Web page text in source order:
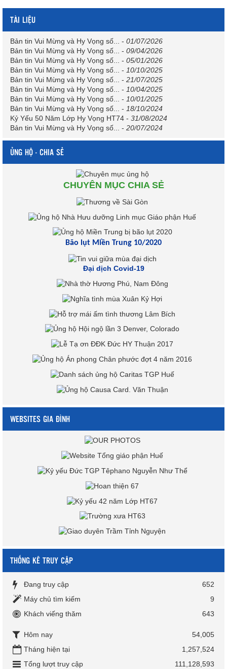
TÀI LIỆU
Bản tin Vui Mừng và Hy Vọng số... - 01/07/2026
Bản tin Vui Mừng và Hy Vọng số...
- 09/04/2026
Bản tin Vui Mừng và Hy Vọng số...
- 05/01/2026
Bản tin Vui Mừng và Hy Vọng số...
- 10/10/2025
Bản tin Vui Mừng và Hy Vọng số...
- 21/07/2025
Bản tin Vui Mừng và Hy Vọng số...
- 10/04/2025
Bản tin Vui Mừng và Hy Vọng số...
- 10/01/2025
Bản tin Vui Mừng và Hy Vọng số...
- 18/10/2024
Kỷ Yếu 50 Năm Lớp Hy Vọng HT74 - 31/08/2024
Bản tin Vui Mừng và Hy Vọng số...
- 20/07/2024
ỦNG HỘ - CHIA SẺ
CHUYÊN MỤC CHIA SẺ
Bão lụt Miền Trung 10/2020
Đại dịch Covid-19
WEBSITES GIA ĐÌNH
THỐNG KÊ TRUY CẬP
Đang truy cập
652
Máy chủ tìm kiếm
9
Khách viếng thăm
643
Hôm nay
54,005
Tháng hiện tại
1,257,524
Tổng lượt truy cập
111,128,593